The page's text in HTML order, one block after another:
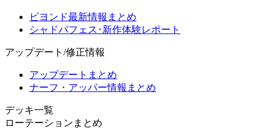
ビヨンド最新情報まとめ
シャドバフェス･新作体験レポート
アップデート/修正情報
アップデートまとめ
ナーフ・アッパー情報まとめ
デッキ一覧
ローテーションまとめ